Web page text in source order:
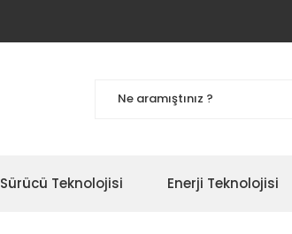
Sürücü Teknolojisi Enerji Teknolojisi